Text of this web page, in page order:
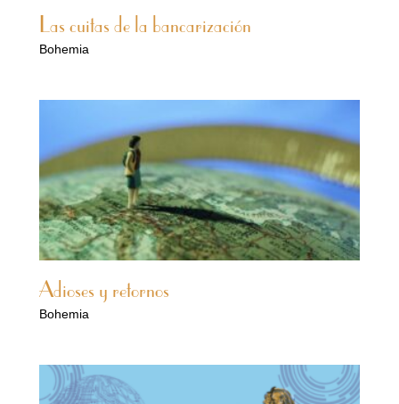
Las cuitas de la bancarización
Bohemia
Adioses y retornos
Bohemia